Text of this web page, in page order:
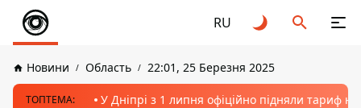
RU
Новини Область 22:01, 25 Березня 2025
ТОПТЕМА: У Дніпрі з 1 липня офіційно підняли тариф